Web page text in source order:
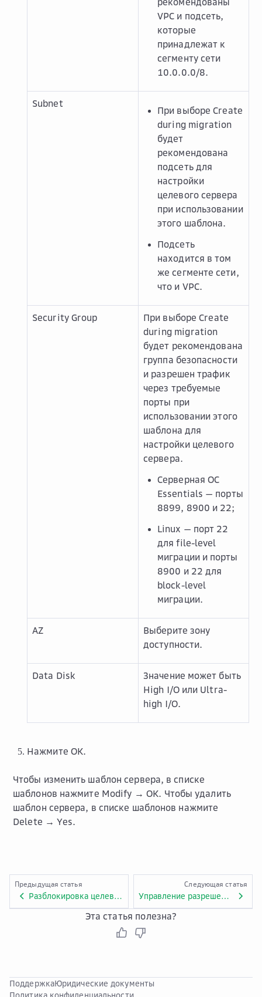
VPC и подсеть,
которые
принадлежат к
сегменту сети
10.0.0.0/8.
Subnet
При выбореCreate
during migration
будет
рекомендована
подсеть для
настройки
целевого сервера
при использовании
этого шаблона.
Подсеть
находится в том
же сегменте сети,
что и VPC.
Security Group При выбореCreate
during migration
будет рекомендована
группа безопасности
и разрешен трафик
через требуемые
порты при
использовании этого
шаблона для
настройки целевого
сервера.
Серверная ОС
Essentials — порты
8899, 8900 и 22;
Linux — порт 22
для file-level
миграции и порты
8900 и 22 для
block-level
миграции.
AZ
Выберите зону
доступности.
Data Disk
Значение может быть
High I/O или Ultra-
high I/O.
Нажмите OK.
Чтобы изменить шаблон сервера, в списке
шаблонов нажмите Modify → ОК. Чтобы удалить
шаблон сервера, в списке шаблонов нажмите
Delete → Yes.
Предыдущая статья
Разблокировка целевого сервера
Следующая статья
Управление разрешениями SMS
Эта статья полезна?
ПоддержкаЮридические документы
Политика конфиденциальности